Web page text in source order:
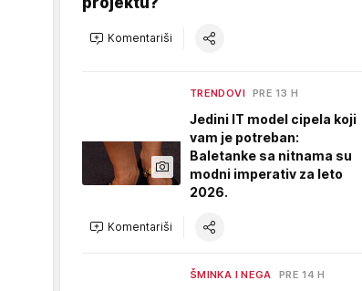
Komentariši
TRENDOVI PRE 13 H
Jedini IT model cipela koji
vam je potreban:
Baletanke sa nitnama su
modni imperativ za leto
2026.
Komentariši
ŠMINKA I NEGA PRE 14 H